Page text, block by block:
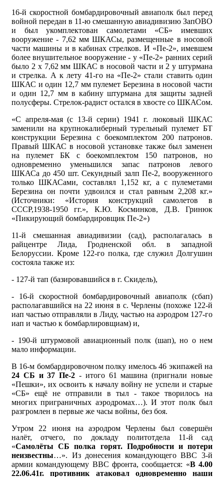
16-й скоростной бомбардировочный авиаполк был перед
войной передан в 11-ю смешанную авиадивизию ЗапОВО
и был укомплектован самолетами «СБ» имевших
вооружение - 7,62 мм ШКАСы, размещенные в носовой
части машины и в кабинах стрелков. И «Пе-2», имевшем
более внушительное вооружение - у «Пе-2» ранних серий
было 2 х 7,62 мм ШКАС в носовой части и 2 у штурмана
и стрелка. А к лету 41-го на «Пе-2» стали ставить один
ШКАС и один 12,7 мм пулемет Березина в носовой части
и один 12,7 мм в кабину штурмана для защиты задней
полусферы. Стрелок-радист остался в хвосте со ШКАСом.
«С апреля-мая (с 13-й серии) 1941 г. люковый ШКАС
заменили на крупнокалиберный турельный пулемет БТ
конструкции Березина с боекомплектом 200 патронов.
Правый ШКАС в носовой установке также был заменен
на пулемет БК с боекомплектом 150 патронов, но
одновременно уменьшился запас патронов левого
ШКАСа до 450 шт. Секундный залп Пе-2, вооруженного
только ШКАСами, составлял 1,152 кг, а с пулеметами
Березина он почти удвоился и стал равным 2,208 кг.»
(Источники: «История конструкций самолетов в
СССР,1938-1950 гг.», К.Ю. Косминков, Д.В. Гринюк
«Пикирующий бомбардировщик Пе-2»)
11-й смешанная авиадивизии (сад), располагалась в
райцентре Лида, Гродненской обл. в западной
Белоруссии. Кроме 122-го полка, где служил Долгушин
состояла также из:
- 127-й тап (базировавшийся в г. Скидель),
- 16-й скоростной бомбардировочный авиаполк (сбап)
располагавшийся на 22 июня в с. Черлены (похоже 122-й
иап частью отправляли в Лиду, частью на аэродром 127-го
иап и частью к бомбарлировщиам) и,
- 190-й штурмовой авиационный полк (шап), но о нем
мало информации.
В 16-м бомбардировочном полку имелось 46 экипажей на
24 СБ и 37 Пе-2 - итого 61 машина (пригнали новые
«Пешки», их освоить к началу войну не успели и старые
«СБ» ещё не отправили в тыл - такое творилось на
многих приграничных аэродромах…). И этот полк был
разгромлен в первые же часы войны, без боя.
Утром 22 июня на аэродром Черлены был совершён
налёт, отчего, по докладу политотдела 11-й сад
«Самолёты СБ полка горят. Подробности и потери
неизвестны…». Из донесения командующего ВВС 3-й
армии командующему ВВС фронта, сообщается: «В 4.00
22.06.41г. противник атаковал одновременно наши